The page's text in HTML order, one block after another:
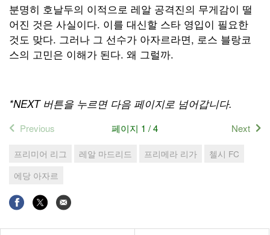
분명히 호날두의 이적으로 레알 공격진의 무게감이 떨
어진 것은 사실이다. 이를 대신할 스타 영입이 필요한
것도 맞다. 그러나 그 선수가 아자르라면, 로스 블랑코
스의 고민은 이해가 된다. 왜 그럴까.
*NEXT 버튼을 누르면 다음 페이지로 넘어갑니다.
Previous 페이지 1 / 4 Next
프리미어 리그 레알 마드리드 프리메라 리가
첼시 FC
에당 아자르